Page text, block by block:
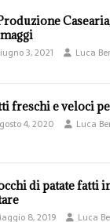
3, 2021 Luca
freschi e veloci
4, 2020 Luca
di patate fatti
8, 2019 Luca